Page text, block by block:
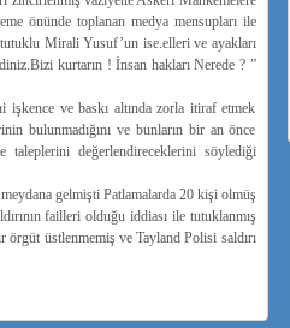
önünde toplanan medya mensupları ile
Mirali Yusuf’un ise.elleri ve ayakları
kurtarın ! İnsan hakları Nerede ? ”
işkence ve baskı altında zorla itiraf etmek
bulunmadığını ve bunların bir an önce
değerlendireceklerini söylediği
meydana gelmişti Patlamalarda 20 kişi olmüş
failleri olduğu iddiası ile tutuklanmış
örgüt üstlenmemiş ve Tayland Polisi saldırı